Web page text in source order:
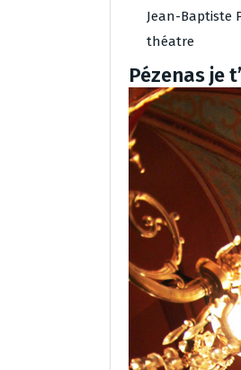
Jean-Baptiste
théatre
Pézenas je